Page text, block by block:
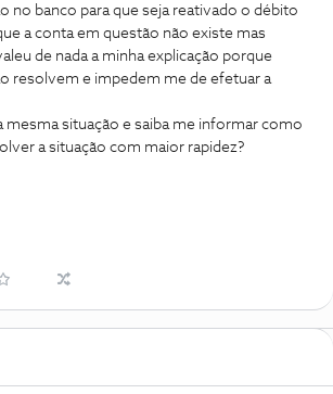
no banco para que seja reativado o débito
a conta em questão não existe mas
de nada a minha explicação porque
resolvem e impedem me de efetuar a
mesma situação e saiba me informar como
a situação com maior rapidez?